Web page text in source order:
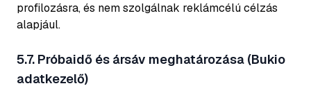
profilozásra, és nem szolgálnak reklámcélú célzás
alapjául.
5.7. Próbaidő és ársáv meghatározása (Bukio
adatkezelő)